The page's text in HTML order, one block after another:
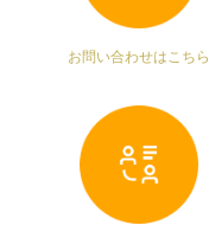
お問い合わせはこちら